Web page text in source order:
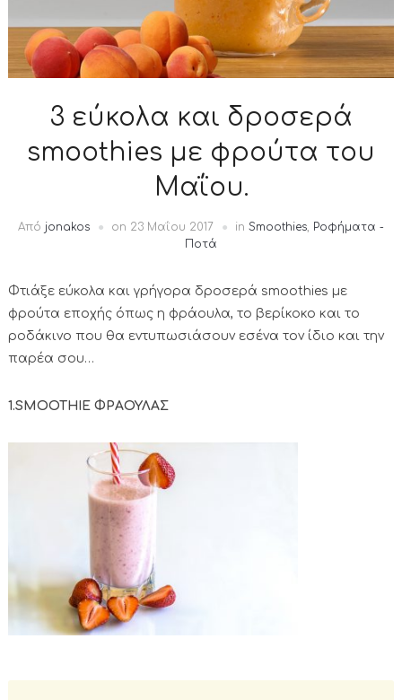
3 εύκολα και δροσερά
smoothies με φρούτα του
Μαΐου.
Από jonakos on 23 Μαΐου 2017 in Smoothies, Ροφήματα -
Ποτά
Φτιάξε εύκολα και γρήγορα δροσερά smoothies με
φρούτα εποχής όπως η φράουλα, το βερίκοκο και το
ροδάκινο που θα εντυπωσιάσουν εσένα τον ίδιο και την
παρέα σου…
1.SMOOTHIE ΦΡΑΟΥΛΑΣ